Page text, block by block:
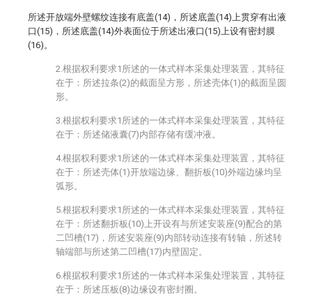
所述开放端外壁螺纹连接有底盖(14)，所述底盖(14)上贯穿有出液
口(15)，所述底盖(14)外表面位于所述出液口(15)上设有密封膜
(16)。
2.根据权利要求1所述的一体式样本采集处理装置，其特征
在于：所述拉条(2)的截面呈方形，所述壳体(1)的截面呈圆
形。
3.根据权利要求1所述的一体式样本采集处理装置，其特征
在于：所述储液囊(7)内部存储有缓冲液。
4.根据权利要求1所述的一体式样本采集处理装置，其特征
在于：所述壳体(1)开放端边缘、翻折板(10)外端边缘均呈
弧形。
5.根据权利要求1所述的一体式样本采集处理装置，其特征
在于：所述翻折板(10)上开设有与所述安装座(9)配合的第
二凹槽(17)，所述安装座(9)内部转动连接有转轴，所述转
轴端部与所述第二凹槽(17)内壁固定。
6.根据权利要求1所述的一体式样本采集处理装置，其特征
在于：所述压板(8)边缘设有密封圈。